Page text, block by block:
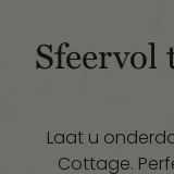
Sfeervol
Laat u
Cottage.